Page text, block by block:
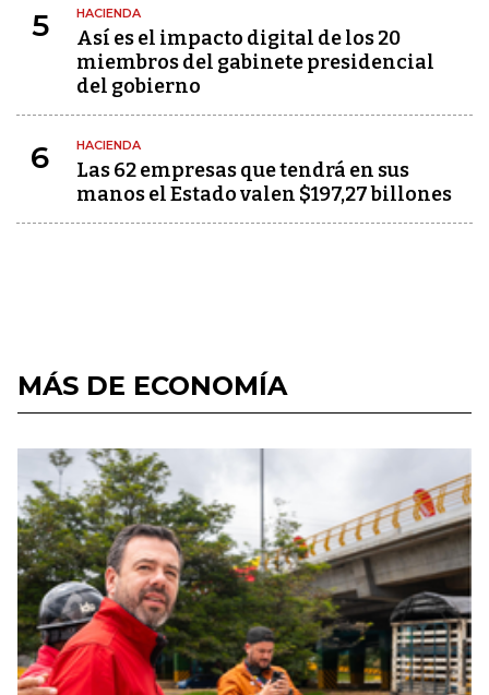
5 HACIENDA
Así es el impacto digital de los 20
miembros del gabinete presidencial
del gobierno
6 HACIENDA
Las 62 empresas que tendrá en sus
manos el Estado valen $197,27 billones
MÁS DE ECONOMÍA